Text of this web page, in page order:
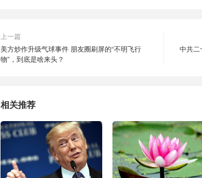
上一篇
美方炒作升级气球事件 朋友圈刷屏的“不明飞行
物”，到底是啥来头？
中共
相关推荐